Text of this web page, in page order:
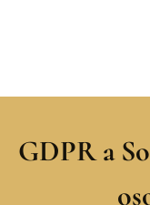
GDPR a